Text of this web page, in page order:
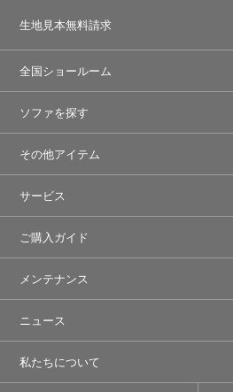
生地見本無料請求
全国ショールーム
ソファを探す
その他アイテム
サービス
ご購入ガイド
メンテナンス
ニュース
私たちについて